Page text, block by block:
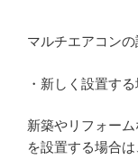
マルチエアコンの
・新しく設置す
新築やリフォー
を設置する場合